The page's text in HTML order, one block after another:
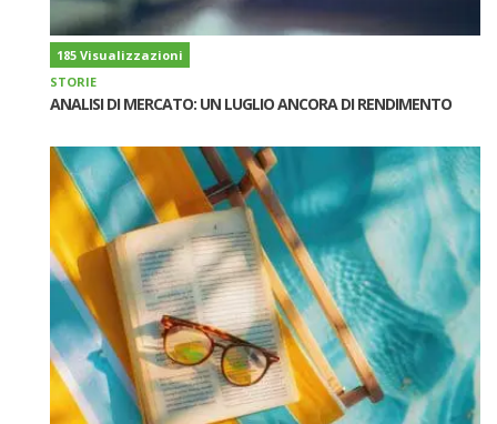
185 Visualizzazioni
STORIE
ANALISI DI MERCATO: UN LUGLIO ANCORA DI RENDIMENTO